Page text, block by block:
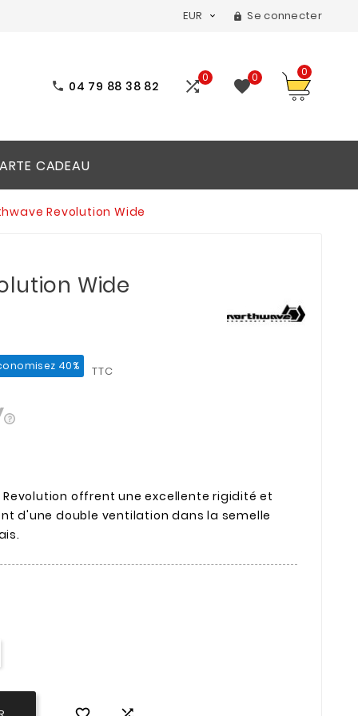
EUR   Se connecter
 04 79 88 38 82 0 0 0
CADEAU
Revolution Wide
Wide
40% TTC
offrent une excellente rigidité et
d'une double ventilation dans la semelle